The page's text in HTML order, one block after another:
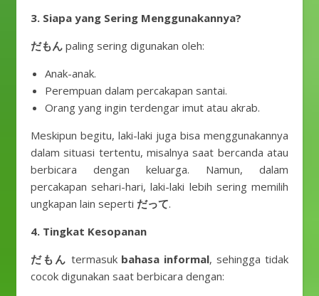
3. Siapa yang Sering Menggunakannya?
だもん paling sering digunakan oleh:
Anak-anak.
Perempuan dalam percakapan santai.
Orang yang ingin terdengar imut atau akrab.
Meskipun begitu, laki-laki juga bisa menggunakannya
dalam situasi tertentu, misalnya saat bercanda atau
berbicara dengan keluarga. Namun, dalam
percakapan sehari-hari, laki-laki lebih sering memilih
ungkapan lain seperti だって.
4. Tingkat Kesopanan
だもん termasuk bahasa informal, sehingga tidak
cocok digunakan saat berbicara dengan: